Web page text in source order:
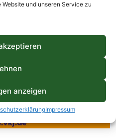
und unseren Service zu
anzeigen
Impressum